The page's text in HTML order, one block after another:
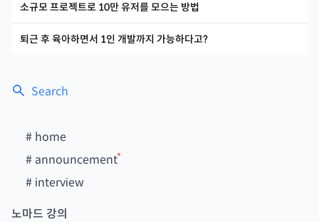
Search
# home
# announcement
# interview
노마드 강의
소규모 프로젝트로 10만 유저를 모으는 방법
퇴근 후 육아하면서 1인 개발까지 가능하다고?